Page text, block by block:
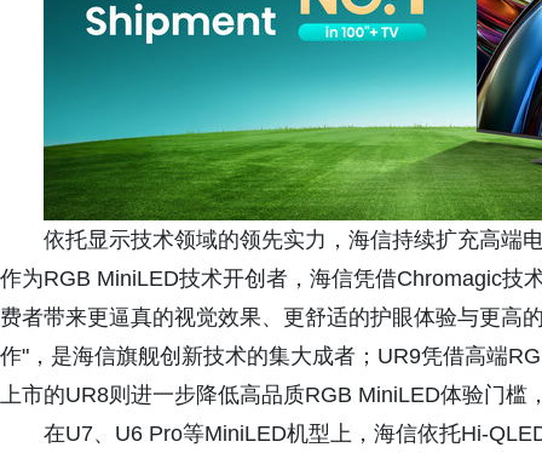
依托显示技术领域的领先实力，海信持续扩充高端
作为RGB MiniLED技术开创者，海信凭借Chromagic技
费者带来更逼真的视觉效果、更舒适的护眼体验与更高
作"，是海信旗舰创新技术的集大成者；UR9凭借高端
上市的UR8则进一步降低高品质RGB MiniLED体验门槛
在U7、U6 Pro等MiniLED机型上，海信依托Hi-